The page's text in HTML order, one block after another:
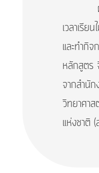
ผู้เข้
เวลาเรีย
และทำกิ
หลักสูตร
จากสำนั
วิทยาศาส
แห่งชาติ